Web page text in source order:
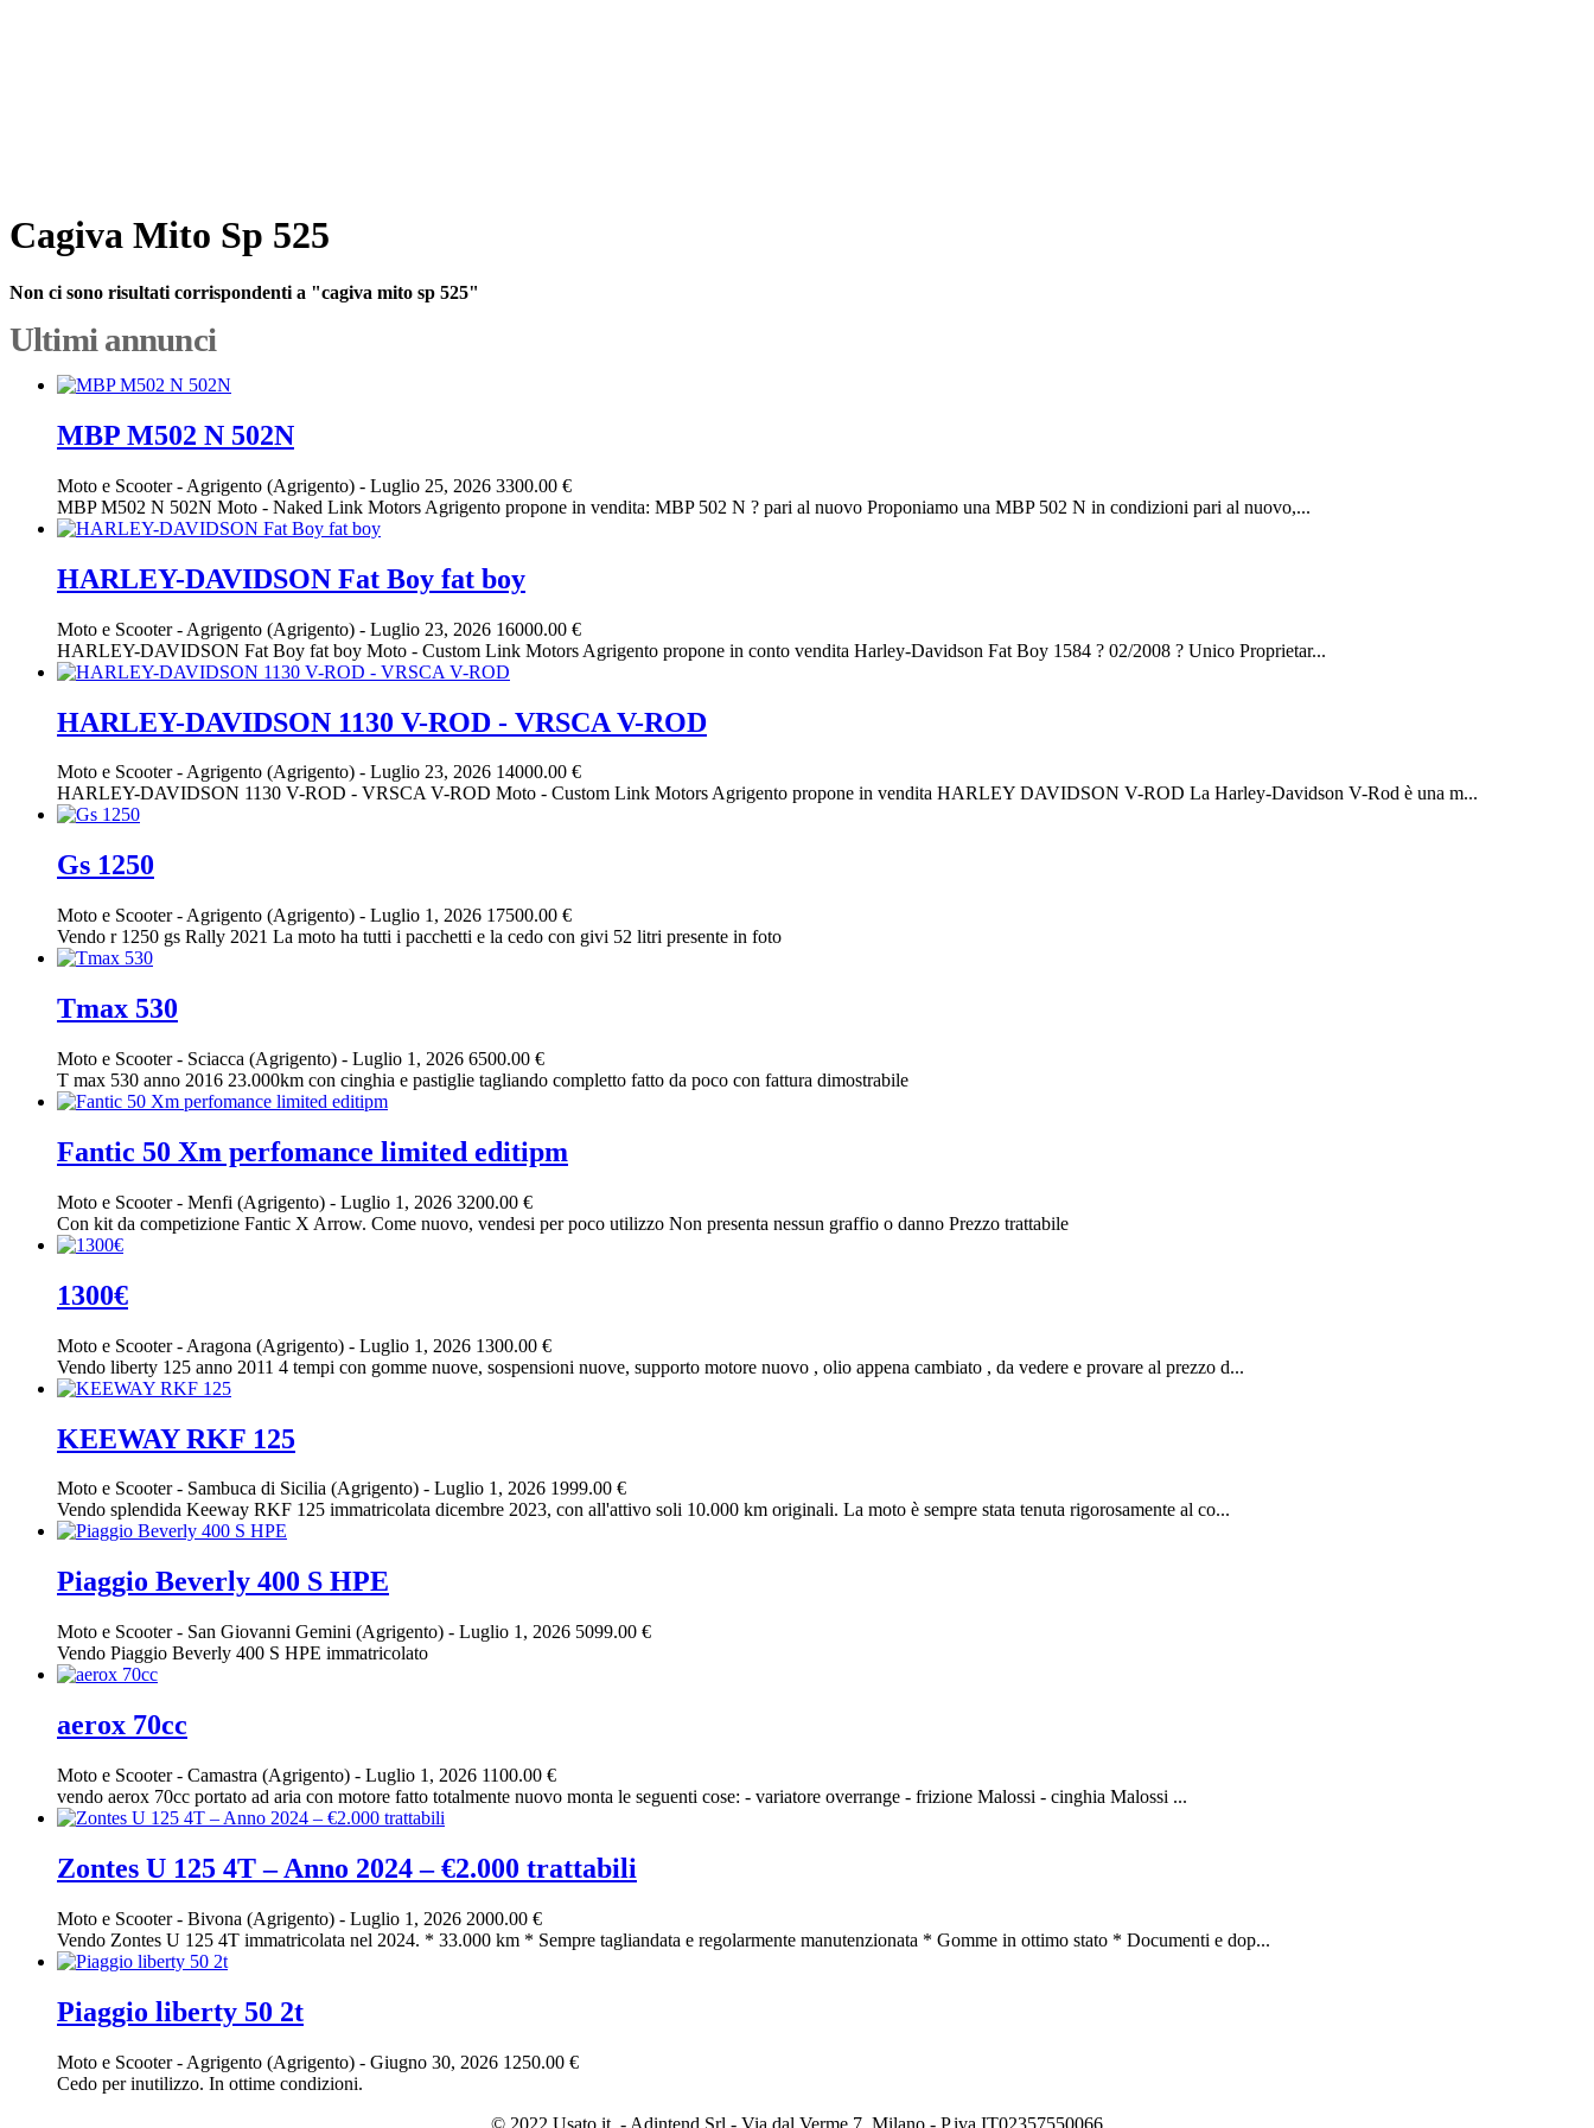
Cagiva Mito Sp 525
Non ci sono risultati corrispondenti a "cagiva mito sp 525"
Ultimi annunci
MBP M502 N 502N
Moto e Scooter- Agrigento (Agrigento) - Luglio 25, 2026 3300.00 €
MBP M502 N 502N Moto - Naked Link Motors Agrigento propone in vendita: MBP 502 N ? pari al nuovo Proponiamo una MBP 502 N in condizioni pari al nuovo,...
HARLEY-DAVIDSON Fat Boy fat boy
Moto e Scooter- Agrigento (Agrigento) - Luglio 23, 2026 16000.00 €
HARLEY-DAVIDSON Fat Boy fat boy Moto - Custom Link Motors Agrigento propone in conto vendita Harley-Davidson Fat Boy 1584 ? 02/2008 ? Unico Proprietar...
HARLEY-DAVIDSON 1130 V-ROD - VRSCA V-ROD
Moto e Scooter-Agrigento (Agrigento) - Luglio 23, 2026 14000.00 €
HARLEY-DAVIDSON 1130 V-ROD - VRSCA V-ROD Moto - Custom Link Motors Agrigento propone in vendita HARLEY DAVIDSON V-ROD La Harley-Davidson V-Rod è una m...
Gs 1250
Moto e Scooter- Agrigento (Agrigento) - Luglio 1, 2026 17500.00 €
Vendo r 1250 gs Rally 2021 La moto ha tutti i pacchetti e la cedo con givi 52 litri presente in foto
Tmax 530
Moto e Scooter- Sciacca (Agrigento) - Luglio 1, 2026 6500.00 €
T max 530 anno 2016 23.000km con cinghia e pastiglie tagliando completto fatto da poco con fattura dimostrabile
Fantic 50 Xm perfomance limited editipm
Moto e Scooter- Menfi (Agrigento) - Luglio 1, 2026 3200.00 €
Con kit da competizione Fantic X Arrow. Come nuovo, vendesi per poco utilizzo Non presenta nessun graffio o danno Prezzo trattabile
1300€
Moto e Scooter- Aragona (Agrigento) - Luglio 1, 2026 1300.00 €
Vendo liberty 125 anno 2011 4 tempi con gomme nuove, sospensioni nuove, supporto motore nuovo , olio appena cambiato , da vedere e provare al prezzo d...
KEEWAY RKF 125
Moto e Scooter- Sambuca di Sicilia (Agrigento) - Luglio 1, 2026 1999.00 €
Vendo splendida Keeway RKF 125 immatricolata dicembre 2023, con all'attivo soli 10.000 km originali. La moto è sempre stata tenuta rigorosamente al co...
Piaggio Beverly 400 S HPE
Moto e Scooter- San Giovanni Gemini (Agrigento) - Luglio 1, 2026 5099.00 €
Vendo Piaggio Beverly 400 S HPE immatricolato
aerox 70cc
Moto e Scooter- Camastra (Agrigento) - Luglio 1, 2026 1100.00 €
vendo aerox 70cc portato ad aria con motore fatto totalmente nuovo monta le seguenti cose: - variatore overrange - frizione Malossi - cinghia Malossi ...
Zontes U 125 4T – Anno 2024 – €2.000 trattabili
Moto e Scooter- Bivona (Agrigento) - Luglio 1, 2026 2000.00 €
Vendo Zontes U 125 4T immatricolata nel 2024. * 33.000 km * Sempre tagliandata e regolarmente manutenzionata * Gomme in ottimo stato * Documenti e dop...
Piaggio liberty 50 2t
Moto e Scooter- Agrigento (Agrigento) - Giugno 30, 2026 1250.00 €
Cedo per inutilizzo. In ottime condizioni.
© 2022 Usato it. - Adintend Srl - Via dal Verme 7, Milano - P.iva IT02357550066